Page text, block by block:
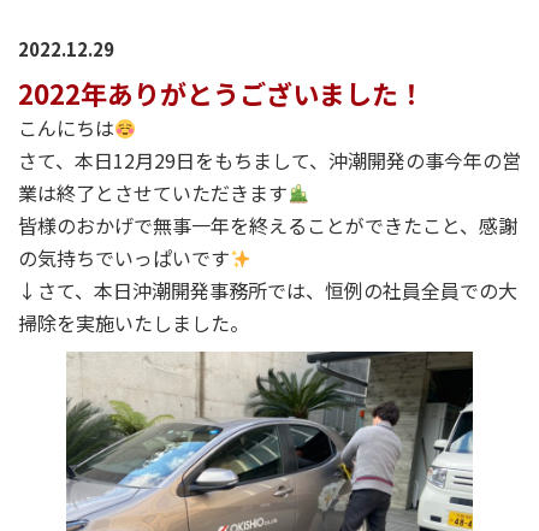
2022.12.29
2022年ありがとうございました！
こんにちは
さて、本日12月29日をもちまして、沖潮開発の事今年の営
業は終了とさせていただきます
皆様のおかげで無事一年を終えることができたこと、感謝
の気持ちでいっぱいです
↓さて、本日沖潮開発事務所では、恒例の社員全員での大
掃除を実施いたしました。